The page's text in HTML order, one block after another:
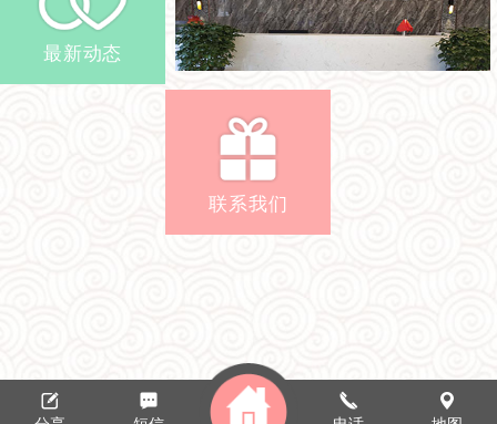
最新动态
联系我们